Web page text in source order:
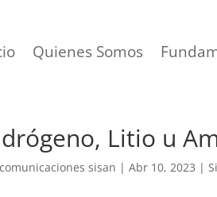
Quienes Somos
Litio u
comunicaciones sisan |Abr 10, 2023 |